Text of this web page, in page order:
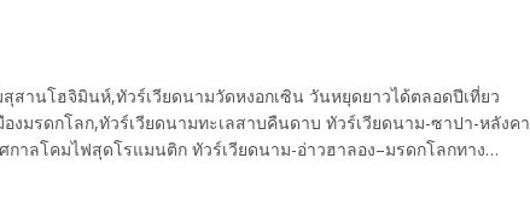
สานโฮจิมินห์,ทัวร์เวียดนามวัดหงอกเซิน วันหยุดยาวได้ตลอดปีเที่ยว
งมรดกโลก,ทัวร์เวียดนามทะเลสาบคืนดาบ ทัวร์เวียดนาม-ซาปา-หลังคา
าลโคมไฟสุดโรแมนติก ทัวร์เวียดนาม-อ่าวฮาลอง–มรดกโลกทาง